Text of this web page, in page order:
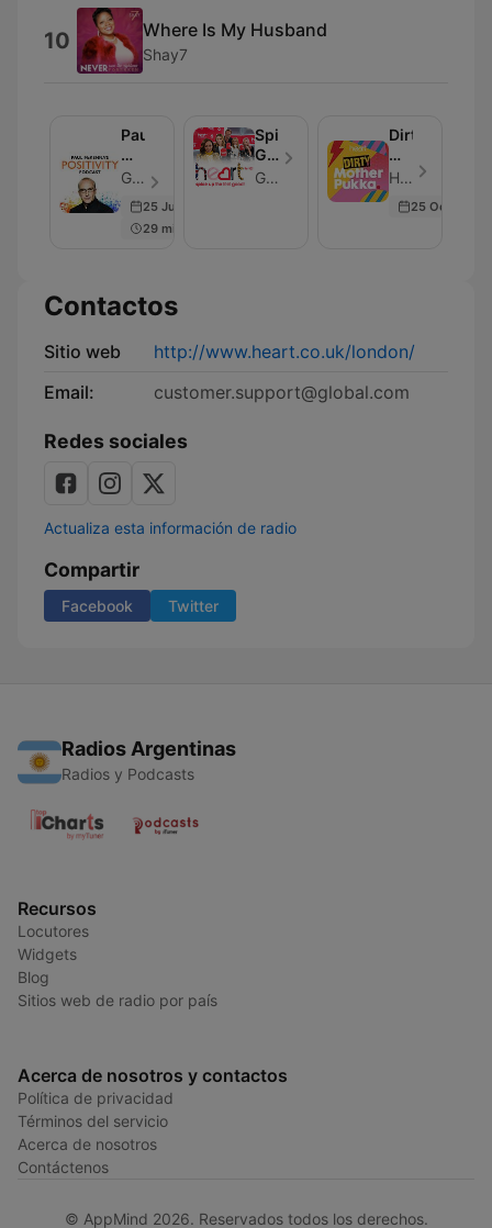
10 Where Is My Husband
Shay7
Paul
McKenna's
Positivity
Podcast
Global - Episodio 129
25 Jun 2024
29 min
Spice
Girls
Reunion
Global
Dirty
Mother
Pukka
Anna
Heart - Episodio 266
25 Oct 2024
Contactos
Sitio web
http://www.heart.co.uk/london/
Email:
customer.support@global.com
Redes sociales
Actualiza esta información de radio
Compartir
Facebook Twitter
Radios Argentinas
Radios y Podcasts
Recursos
Locutores
Widgets
Blog
Sitios web de radio por país
Acerca de nosotros y contactos
Política de privacidad
Términos del servicio
Acerca de nosotros
Contáctenos
© AppMind 2026. Reservados todos los derechos.